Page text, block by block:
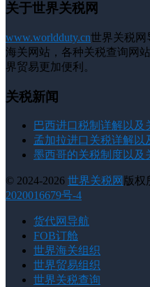
关于世界关税网
www.worldduty.cn世界关税网
海关网站，各种关税查询网
界贸易更加便利。
关税新闻
巴西进口税制详解以及
孟加拉进口关税详解以
墨西哥的关税制度以及
© 2024-2026 世界关税网 版权
2020016679号-4
货代网导航
FOB订舱
世界海关组织
世界贸易组织
世界关税查询